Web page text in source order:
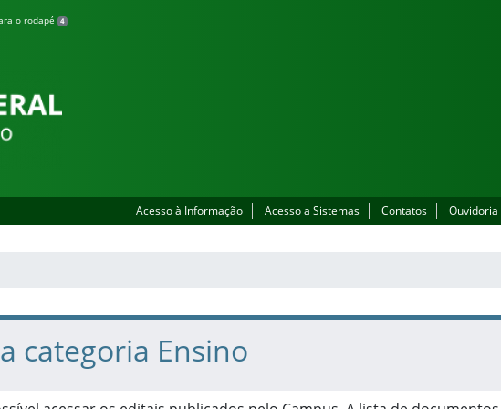
o rodapé 4
Acesso à Informação Acesso a Sistemas Contatos Ouvidoria
categoria Ensino